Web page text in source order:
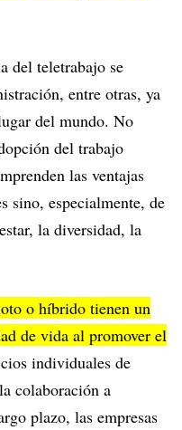
del teletrabajo se
entre otras, ya
del mundo. No
del trabajo
las ventajas
sino, especialmente, de
la diversidad, la
o híbrido tienen un
de vida al promover el
individuales de
colaboración a
plazo, las empresas